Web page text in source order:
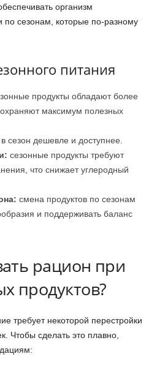
организм
сезонам, которые по-разному
питания
продукты обладают более
максимум полезных
сезон дешевле и доступнее.
сезонные продукты требуют
что снижает углеродный
смена продуктов по сезонам
и поддерживать баланс
рацион при
продуктов?
требует некоторой перестройки
Чтобы сделать это плавно,